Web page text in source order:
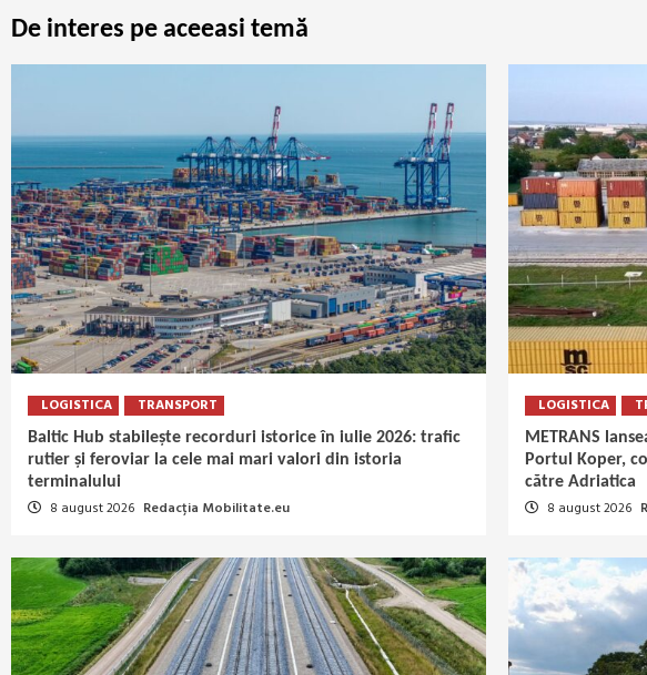
De interes pe aceeasi temă
LOGISTICA TRANSPORT
Baltic Hub stabilește recorduri istorice în iulie 2026: trafic
rutier și feroviar la cele mai mari valori din istoria
terminalului
8 august 2026 Redacția Mobilitate.eu
LOGISTICA
METRANS
Portul Koper,
către Adriatica
8 august 2026